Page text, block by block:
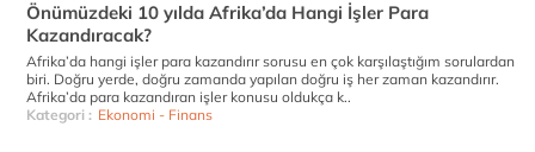
Önümüzdeki 10 yılda Afrika’da Hangi İşler Para
Kazandıracak?
Afrika’da hangi işler para kazandırır sorusu en çok karşılaştığım sorulardan
biri. Doğru yerde, doğru zamanda yapılan doğru iş her zaman kazandırır.
Afrika’da para kazandıran işler konusu oldukça k..
Kategori : Ekonomi - Finans